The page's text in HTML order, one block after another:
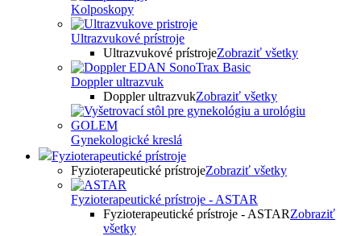
Kolposkopy
Ultrazvukové prístroje
Ultrazvukové prístrojeZobraziť všetky
Doppler ultrazvuk
Doppler ultrazvukZobraziť všetky
Gynekologické kreslá
Fyzioterapeutické prístroje
Fyzioterapeutické prístrojeZobraziť všetky
Fyzioterapeutické prístroje - ASTAR
Fyzioterapeutické prístroje - ASTARZobraziť
všetky